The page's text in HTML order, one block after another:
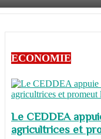
ECONOMIE
Le CEDDEA
agricultrices et